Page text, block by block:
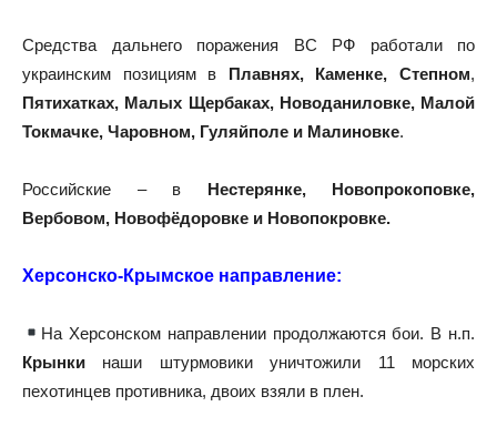
Средства дальнего поражения ВС РФ работали по
украинским позициям в Плавнях, Каменке, Степном,
Пятихатках, Малых Щербаках, Новоданиловке, Малой
Токмачке, Чаровном, Гуляйполе и Малиновке.
Российские – в Нестерянке, Новопрокоповке,
Вербовом, Новофёдоровке и Новопокровке.
Херсонско-Крымское направление:
На Херсонском направлении продолжаются бои. В н.п.
Крынки наши штурмовики уничтожили 11 морских
пехотинцев противника, двоих взяли в плен.